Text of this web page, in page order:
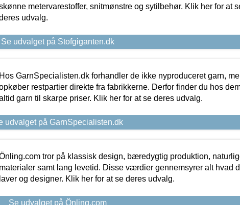
metervarestoffer, snitmønstre og sytilbehør. Klik her for at
udvalg.
Se udvalget på Stofgiganten.dk
Hos GarnSpecialisten.dk forhandler de ikke nyproduceret garn,
restpartier direkte fra fabrikkerne. Derfor finder du hos
garn til skarpe priser. Klik her for at se deres udvalg.
udvalget på GarnSpecialisten.dk
tror på klassisk design, bæredygtig produktion,
materialer samt lang levetid. Disse værdier gennemsyrer alt hvad
laver og designer. Klik her for at se deres udvalg.
Se udvalget på Önling.com